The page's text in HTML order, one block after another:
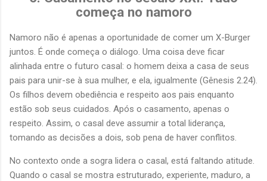
começa no namoro
Namoro não é apenas a oportunidade de comer um X-Burger
juntos. É onde começa o diálogo. Uma coisa deve ficar
alinhada entre o futuro casal: o homem deixa a casa de seus
pais para unir-se à sua mulher, e ela, igualmente (Gênesis 2.24).
Os filhos devem obediência e respeito aos pais enquanto
estão sob seus cuidados. Após o casamento, apenas o
respeito. Assim, o casal deve assumir a total liderança,
tomando as decisões a dois, sob pena de haver conflitos.
No contexto onde a sogra lidera o casal, está faltando atitude.
Quando o casal se mostra estruturado, experiente, maduro, a